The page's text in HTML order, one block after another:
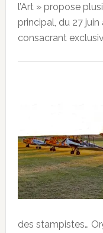
l’Art » propose
principal, du 27
consacrant
des stampistes…